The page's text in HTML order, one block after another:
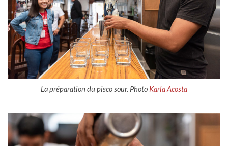
La préparation du pisco sour. Photo Karla Acosta